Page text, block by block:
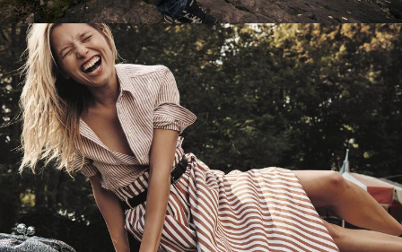
Имиджевый сайт для сети магазинов
Soho Project
Смотреть проект